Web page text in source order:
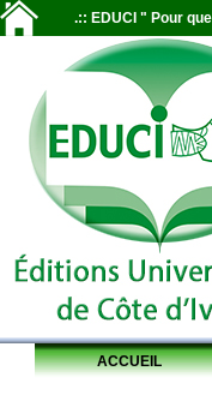
.:: EDUCI " Pour
ACCUEIL